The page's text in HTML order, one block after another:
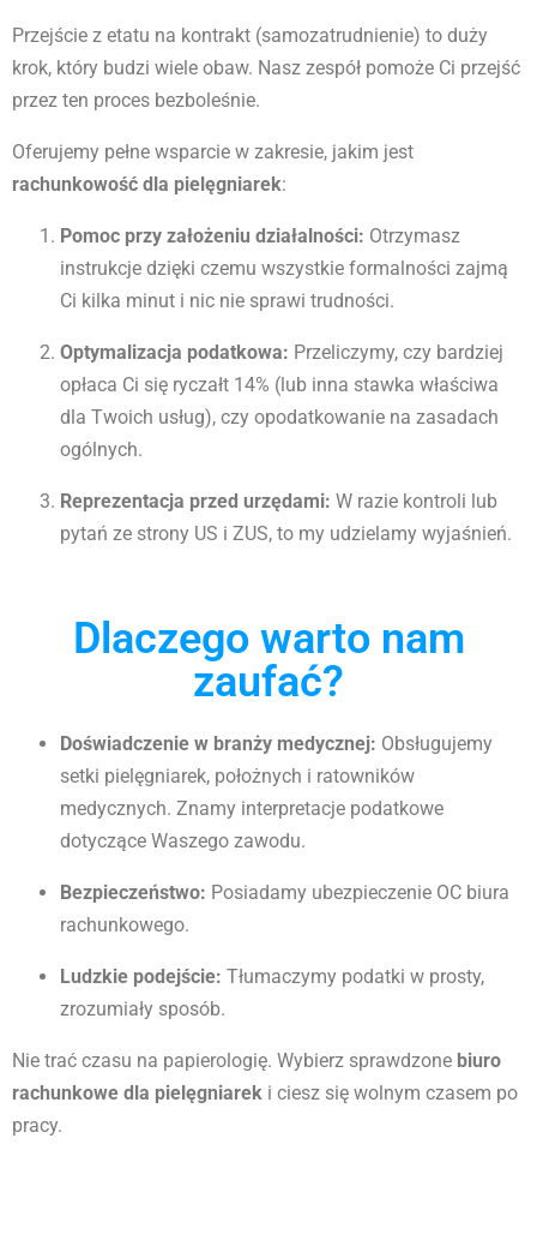
Przejście z etatu na kontrakt (samozatrudnienie) to duży
krok, który budzi wiele obaw. Nasz zespół pomoże Ci przejść
przez ten proces bezboleśnie.
Oferujemy pełne wsparcie w zakresie, jakim jest
rachunkowość dla pielęgniarek:
Pomoc przy założeniu działalności: Otrzymasz
instrukcje dzięki czemu wszystkie formalności zajmą
Ci kilka minut i nic nie sprawi trudności.
Optymalizacja podatkowa: Przeliczymy, czy bardziej
opłaca Ci się ryczałt 14% (lub inna stawka właściwa
dla Twoich usług), czy opodatkowanie na zasadach
ogólnych.
Reprezentacja przed urzędami: W razie kontroli lub
pytań ze strony US i ZUS, to my udzielamy wyjaśnień.
Dlaczego warto nam
zaufać?
Doświadczenie w branży medycznej: Obsługujemy
setki pielęgniarek, położnych i ratowników
medycznych. Znamy interpretacje podatkowe
dotyczące Waszego zawodu.
Bezpieczeństwo: Posiadamy ubezpieczenie OC biura
rachunkowego.
Ludzkie podejście: Tłumaczymy podatki w prosty,
zrozumiały sposób.
Nie trać czasu na papierologię. Wybierz sprawdzone biuro
rachunkowe dla pielęgniarek i ciesz się wolnym czasem po
pracy.